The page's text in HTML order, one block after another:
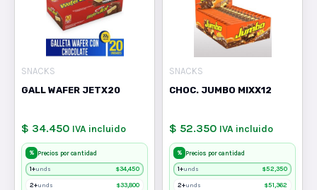
SNACKS
GALL WAFER JETX20
$ 34.450 IVA incluido
% Precios por cantidad
1+unds $34,450
2+unds $33,800
SNACKS
CHOC. JUMBO MIXX12
$ 52.350 IVA incluido
% Precios por cantidad
1+unds $52,350
2+unds $51,362